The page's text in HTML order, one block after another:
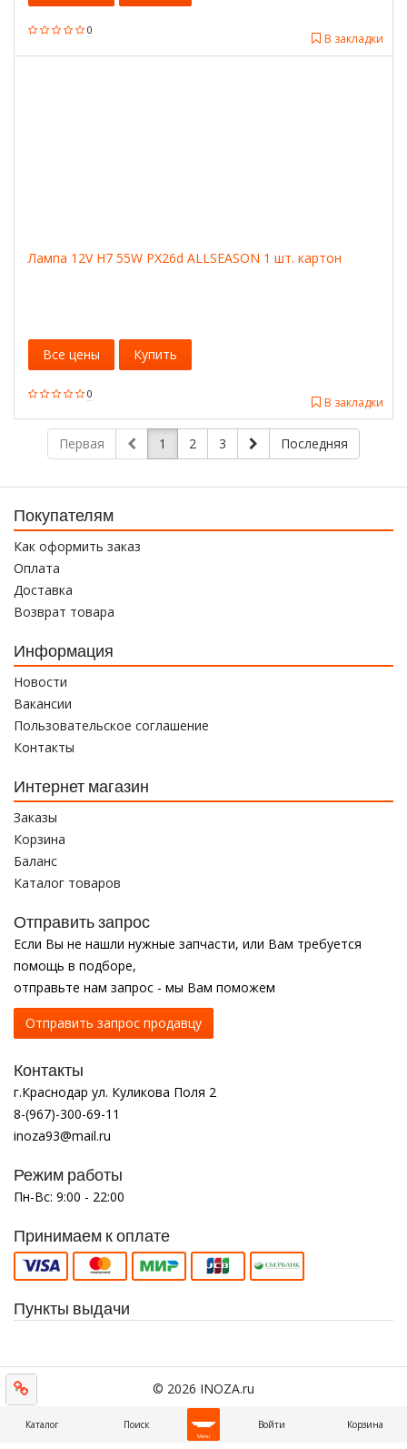
0
В закладки
Лампа 12V H7 55W PX26d ALLSEASON 1 шт. картон
0
В закладки
Все цены Купить
Первая 1 2 3 Последняя
Покупателям
Как оформить заказ
Оплата
Доставка
Возврат товара
Информация
Новости
Вакансии
Пользовательское соглашение
Контакты
Интернет магазин
Заказы
Корзина
Баланс
Каталог товаров
Отправить запрос
Если Вы не нашли нужные запчасти, или Вам требуется
помощь в подборе,
отправьте нам запрос - мы Вам поможем
Отправить запрос продавцу
Контакты
г.Краснодар ул. Куликова Поля 2
8-(967)-300-69-11
inoza93@mail.ru
Режим работы
Пн-Вс: 9:00 - 22:00
Принимаем к оплате
Пункты выдачи
© 2026 INOZA.ru